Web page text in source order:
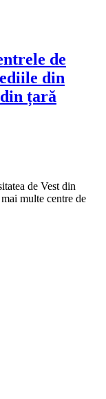
de
din
țară
de Vest din
multe centre de